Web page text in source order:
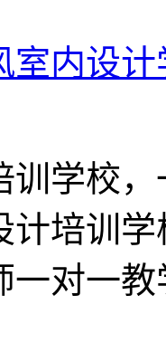
室内设计
训学校
计培训
一对一